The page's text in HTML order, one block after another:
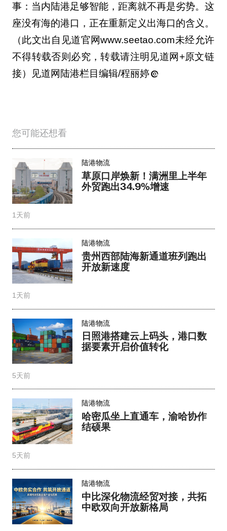
事：当内陆港足够智能，距离就不再是劣势。这
座没有海的港口，正在重新定义出海口的含义。
（此文出自见道官网www.seetao.com未经允许
不得转载否则必究，转载请注明见道网+原文链
接）见道网陆港栏目编辑/程丽婷
您可能还想看
陆港物流
草原口岸焕新！满洲里上半年
外贸跑出34.9%增速
1天前
陆港物流
贵州西部陆海新通道班列跑出
开放新速度
1天前
陆港物流
日照港搭建云上码头，港口数
据要素开启价值转化
5天前
陆港物流
哈密瓜坐上直通车，渝哈协作
结硕果
5天前
陆港物流
中比深化物流经贸对接，共拓
中欧双向开放新格局